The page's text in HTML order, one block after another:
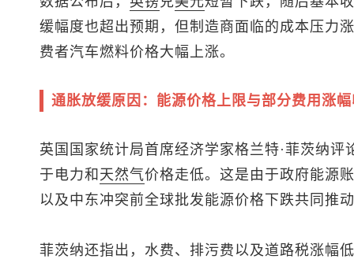
缓幅度也超出预期，但制造商面临的成本压力
费者汽车燃料价格大幅上涨。
通胀放缓原因：能源价格上限与部分费用涨
英国国家统计局首席经济学家格兰特·菲茨纳
于电力和 天然气价格走低。这是由于政府能源
以及中东冲突前全球批发能源价格下跌共同推
菲茨纳还指出，水费、排污费以及道路税涨幅